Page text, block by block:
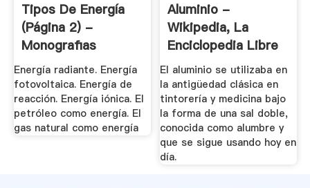
Tipos De Energía
(página 2) -
Monografias
Energía radiante. Energía
fotovoltaica. Energía de
reacción. Energía iónica. El
petróleo como energía. El
gas natural como energía
Aluminio -
Wikipedia, La
Enciclopedia Libre
El aluminio se utilizaba en
la antigüedad clásica en
tintorería y medicina bajo
la forma de una sal doble,
conocida como alumbre y
que se sigue usando hoy en
día.